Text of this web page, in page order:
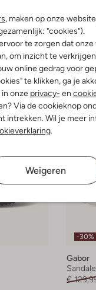
, maken op onze
"cookies").
te zorgen dat
om inzicht te
online gedrag voor
te klikken, ga je
onze privacy- en
Via de cookieknop
intrekken. Wil je meer
.
Weigeren
-30%
Gabor
€